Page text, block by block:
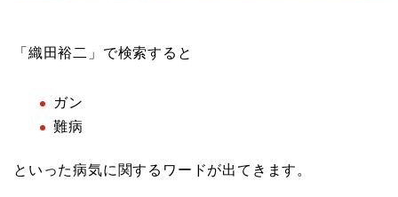
「織田裕二」で検索すると
ガン
難病
といった病気に関するワードが出てきます。